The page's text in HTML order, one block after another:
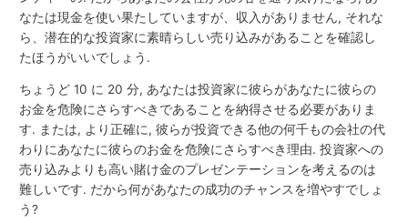
なたは現金を使い果たしていますが、収入がありません, それな
ら、潜在的な投資家に素晴らしい売り込みがあることを確認し
たほうがいいでしょう.
ちょうど 10 に 20 分, あなたは投資家に彼らがあなたに彼らの
お金を危険にさらすべきであることを納得させる必要がありま
す. または, より正確に, 彼らが投資できる他の何千もの会社の代
わりにあなたに彼らのお金を危険にさらすべき理由. 投資家への
売り込みよりも高い賭け金のプレゼンテーションを考えるのは
難しいです. だから何があなたの成功のチャンスを増やすでしょ
う?